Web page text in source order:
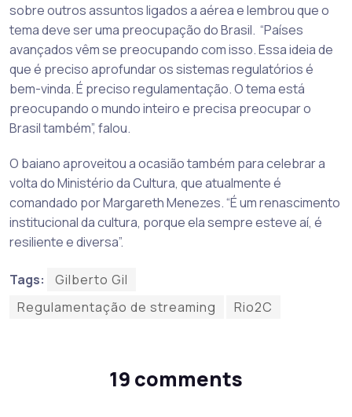
sobre outros assuntos ligados a aérea e lembrou que o
tema deve ser uma preocupação do Brasil. “Países
avançados vêm se preocupando com isso. Essa ideia de
que é preciso aprofundar os sistemas regulatórios é
bem-vinda. É preciso regulamentação. O tema está
preocupando o mundo inteiro e precisa preocupar o
Brasil também”, falou.
O baiano aproveitou a ocasião também para celebrar a
volta do Ministério da Cultura, que atualmente é
comandado por Margareth Menezes. “É um renascimento
institucional da cultura, porque ela sempre esteve aí, é
resiliente e diversa”.
Tags:
Gilberto Gil
Regulamentação de streaming
Rio2C
19 comments